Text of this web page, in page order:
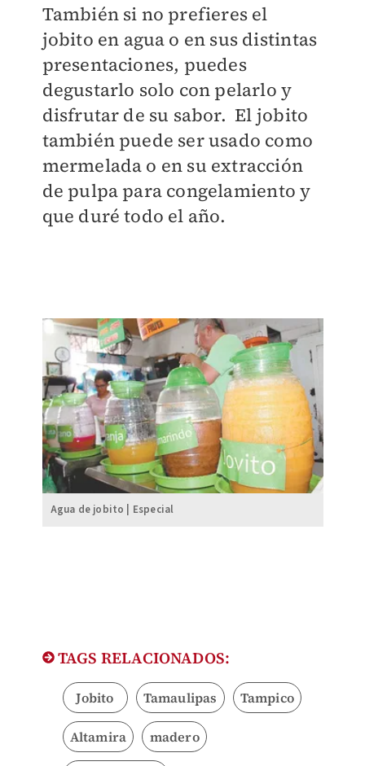
También si no prefieres el
jobito en agua o en sus distintas
presentaciones, puedes
degustarlo solo con pelarlo y
disfrutar de su sabor. El jobito
también puede ser usado como
mermelada o en su extracción
de pulpa para congelamiento y
que duré todo el año.
Agua de jobito | Especial
TAGS RELACIONADOS:
Jobito Tamaulipas Tampico
Altamira madero